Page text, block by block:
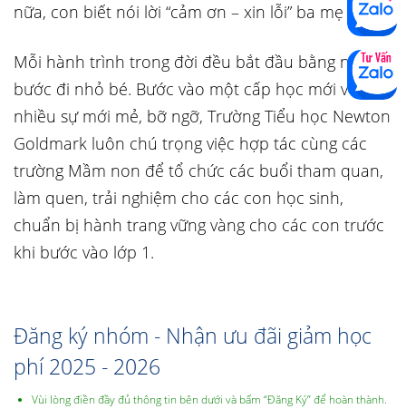
nữa, con biết nói lời “cảm ơn – xin lỗi” ba mẹ ạ!
Mỗi hành trình trong đời đều bắt đầu bằng những
bước đi nhỏ bé. Bước vào một cấp học mới với
nhiều sự mới mẻ, bỡ ngỡ, Trường Tiểu học Newton
Goldmark luôn chú trọng việc hợp tác cùng các
trường Mầm non để tổ chức các buổi tham quan,
làm quen, trải nghiệm cho các con học sinh,
chuẩn bị hành trang vững vàng cho các con trước
khi bước vào lớp 1.
Đăng ký nhóm - Nhận ưu đãi giảm học
phí 2025 - 2026
Vùi lòng điền đầy đủ thông tin bên dưới và bấm “Đăng Ký” để hoàn thành.